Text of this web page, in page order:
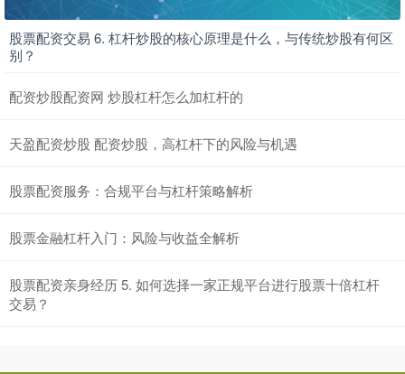
股票配资交易 6. 杠杆炒股的核心原理是什么，与传统炒股有何区
别？
配资炒股配资网 炒股杠杆怎么加杠杆的
天盈配资炒股 配资炒股，高杠杆下的风险与机遇
股票配资服务：合规平台与杠杆策略解析
股票金融杠杆入门：风险与收益全解析
股票配资亲身经历 5. 如何选择一家正规平台进行股票十倍杠杆
交易？